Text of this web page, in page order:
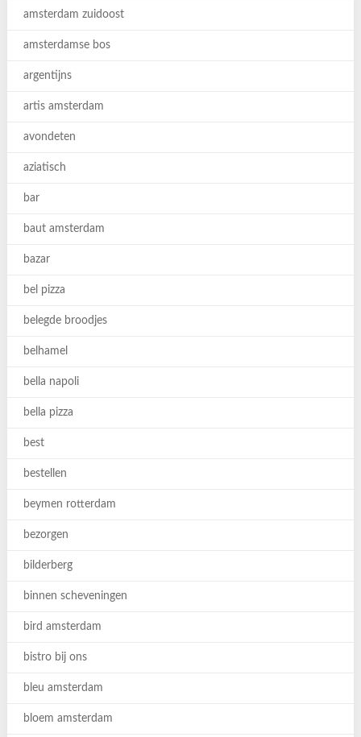
amsterdam zuidoost
amsterdamse bos
argentijns
artis amsterdam
avondeten
aziatisch
bar
baut amsterdam
bazar
bel pizza
belegde broodjes
belhamel
bella napoli
bella pizza
best
bestellen
beymen rotterdam
bezorgen
bilderberg
binnen scheveningen
bird amsterdam
bistro bij ons
bleu amsterdam
bloem amsterdam